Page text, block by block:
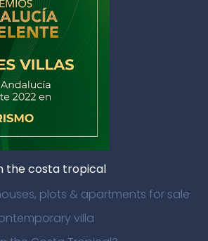
the costa tropical
plots & apartments for sale
villa